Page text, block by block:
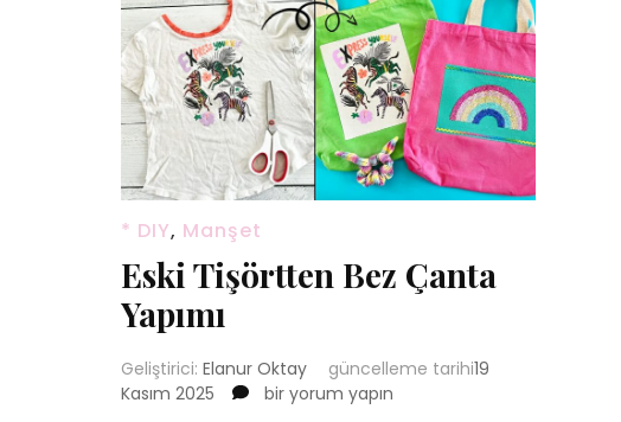
* DIY, Manşet
Eski Tişörtten Bez Çanta
Yapımı
Geliştirici: Elanur Oktay güncelleme tarihi19
Kasım 2025
Eski
bir yorum yapın